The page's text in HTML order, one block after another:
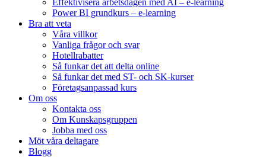
Effektivisera arbetsdagen med AI – e-learning
Power BI grundkurs – e-learning
Bra att veta
Våra villkor
Vanliga frågor och svar
Hotellrabatter
Så funkar det att delta online
Så funkar det med ST- och SK-kurser
Företagsanpassad kurs
Om oss
Kontakta oss
Om Kunskapsgruppen
Jobba med oss
Möt våra deltagare
Blogg